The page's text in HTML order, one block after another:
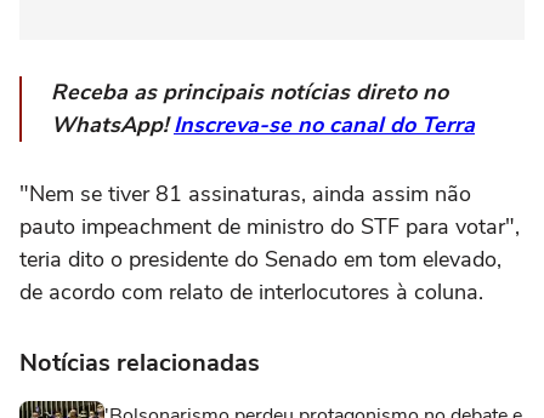
Receba as principais notícias direto no
WhatsApp!Inscreva-se no canal do Terra
"Nem se tiver 81 assinaturas, ainda assim não
pauto impeachment de ministro do STF para votar",
teria dito o presidente do Senado em tom elevado,
de acordo com relato de interlocutores à coluna.
Notícias relacionadas